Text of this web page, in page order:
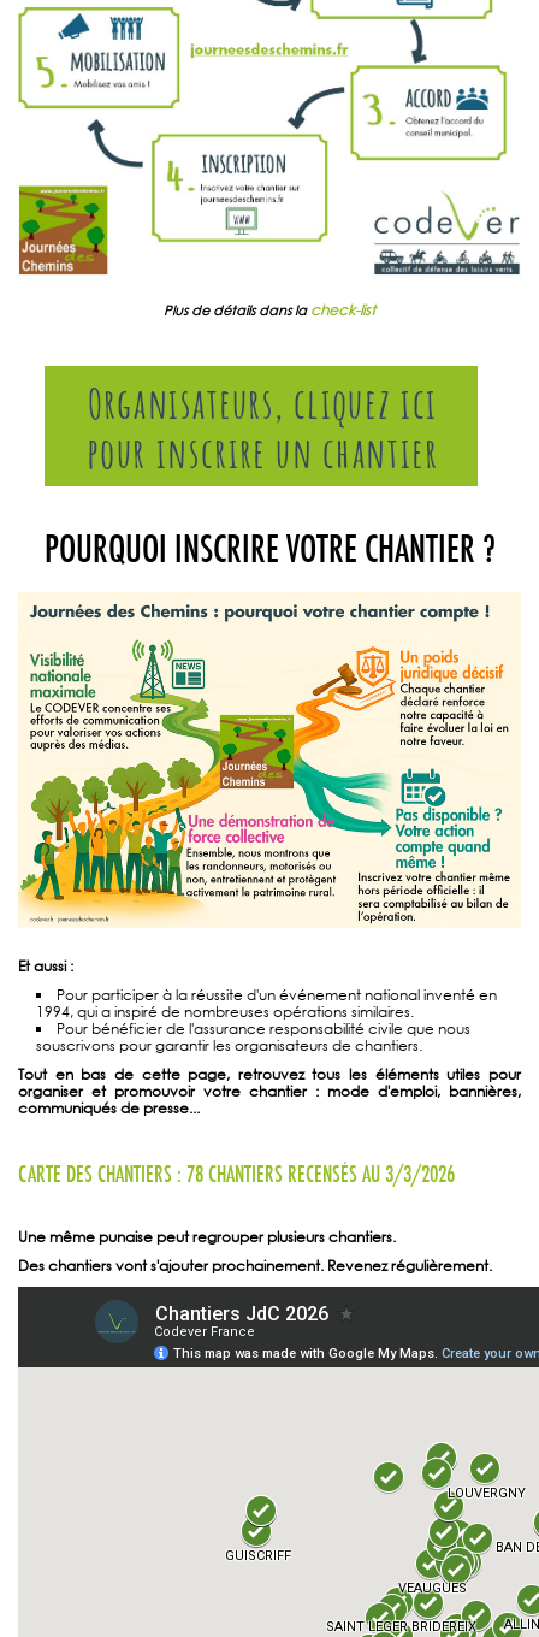
Plus de détails dans lacheck-list
POURQUOI INSCRIRE VOTRE CHANTIER ?
Et aussi :
Pour participer à la réussite d'un événement national inventé en
1994, qui a inspiré de nombreuses opérations similaires.
Pour bénéficier de l'assurance responsabilité civile que nous
souscrivons pour garantir les organisateurs de chantiers.
Tout en bas de cette page, retrouvez tous les éléments utiles pour
organiser et promouvoir votre chantier : mode d'emploi, bannières,
communiqués de presse...
CARTE DES CHANTIERS : 78 CHANTIERS RECENSÉS AU 3/3/2026
Une même punaise peut regrouper plusieurs chantiers.
Des chantiers vont s'ajouter prochainement. Revenez régulièrement.